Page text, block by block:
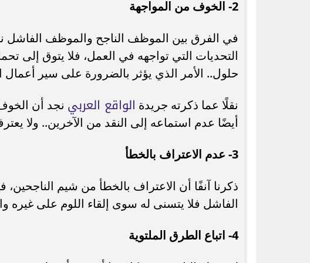
2- الخوف من المواجهة
في الفرق بين الموظف الناجح والموظف الفاشل
التحديات التي تواجهه في العمل، فلا يتوق إلى
حلول.. الأمر الذي يؤثر بالضرورة على سير
نقلًا عما ذكرته جريدة الواقع العربي نجد أن
أيضًا عدم استماعه إلى النقد من الآخرين.. ولا
3- عدم الاعتراف بالخطأ
ذكرنا آنفًا أن الاعتراف بالخطأ من شيم الناجحين،
الفاشل فلا يتسنى له سوى إلقاء اللوم على غيره
4- اتباع الطرق الملتوية